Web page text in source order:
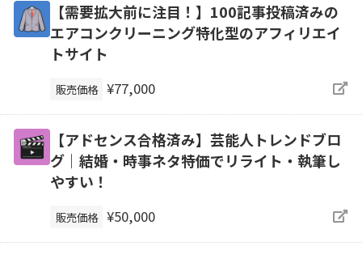
【需要拡大前に注目！】100記事投稿済みの
エアコンクリーニング特化型のアフィリエイ
トサイト
販売価格 ¥77,000
【アドセンス合格済み】芸能人トレンドブロ
グ｜結婚・時事ネタ特価でリライト・執筆し
やすい！
販売価格 ¥50,000